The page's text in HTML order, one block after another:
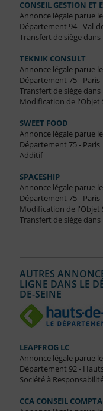
CONSEIL GESTION ET
Annonce légale parue
Département 94 - Val-
Transfert de siège
TEKNIK CONSULT
Annonce légale parue
Département 75 - Paris
Transfert de siège
Modification de l'Objet
SWEET FOOD
Annonce légale parue
Département 75 - Paris
Additif
SPACESHIP
Annonce légale parue
Département 75 - Paris
Modification de l'Objet
Transfert de siège
AUTRES
LIGNE DANS LE
DE-SEINE
LEAPFROG LC
Annonce légale parue
Département 92 -
Société à
CCA CONSEIL